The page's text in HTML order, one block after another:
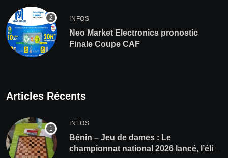
INFOS
Neo Market Electronics pronostic
Finale Coupe CAF
Articles Récents
INFOS
Bénin – Jeu de dames : Le
championnat national 2026 lancé, l’élite